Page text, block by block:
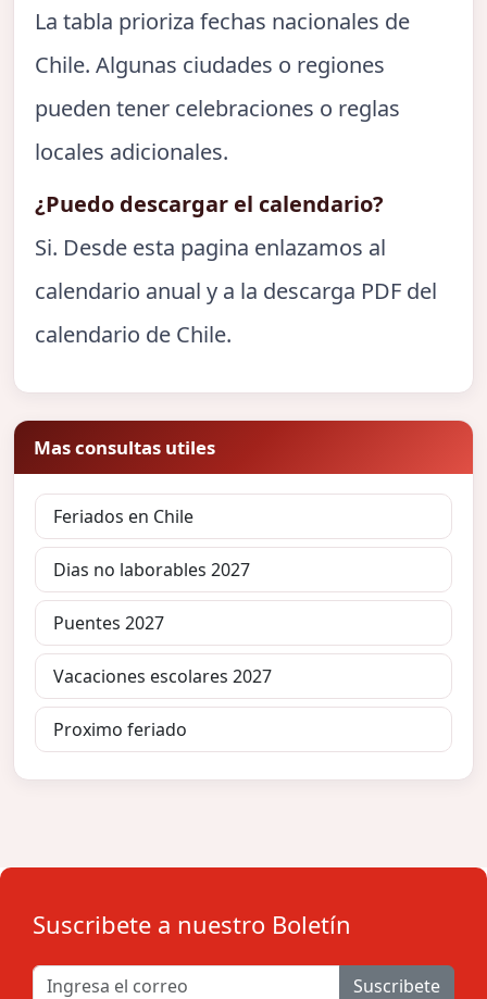
La tabla prioriza fechas nacionales de
Chile. Algunas ciudades o regiones
pueden tener celebraciones o reglas
locales adicionales.
¿Puedo descargar el calendario?
Si. Desde esta pagina enlazamos al
calendario anual y a la descarga PDF del
calendario de Chile.
Mas consultas utiles
Feriados en Chile
Dias no laborables 2027
Puentes 2027
Vacaciones escolares 2027
Proximo feriado
Suscribete a nuestro Boletín
Suscribete